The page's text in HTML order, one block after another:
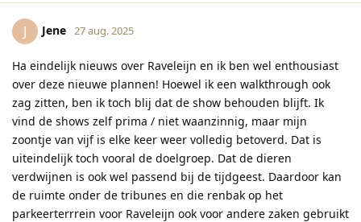
J Jene 27 aug. 2025
Ha eindelijk nieuws over Raveleijn en ik ben wel enthousiast
over deze nieuwe plannen! Hoewel ik een walkthrough ook
zag zitten, ben ik toch blij dat de show behouden blijft. Ik
vind de shows zelf prima / niet waanzinnig, maar mijn
zoontje van vijf is elke keer weer volledig betoverd. Dat is
uiteindelijk toch vooral de doelgroep. Dat de dieren
verdwijnen is ook wel passend bij de tijdgeest. Daardoor kan
de ruimte onder de tribunes en die renbak op het
parkeerterrrein voor Raveleijn ook voor andere zaken gebruikt